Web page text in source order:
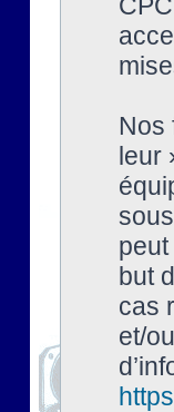
Nos
leur
but
cas
et/